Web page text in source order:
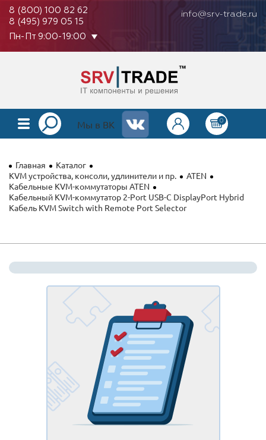
8 (800) 100 82 62
8 (495) 979 05 15
info@srv-trade.ru
Пн-Пт 9:00-19:00
КАТАЛОГ
ОПЛАТА
ГАРАНТИЯ
Мы в ВК 0
Главная
Каталог
KVM устройства, консоли, удлинители и пр.
ATEN
Кабельные KVM-коммутаторы ATEN
Кабельный KVM-коммутатор 2-Port USB-C DisplayPort Hybrid
Кабель KVM Switch with Remote Port Selector